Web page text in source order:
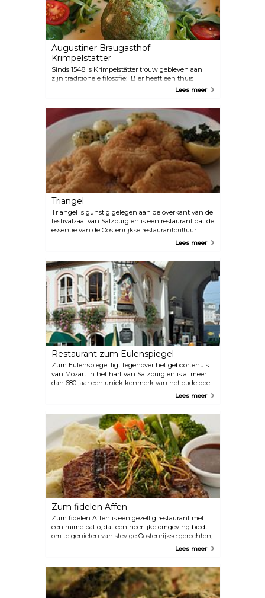
Augustiner Braugasthof
Krimpelstätter
Sinds 1548 is Krimpelstätter trouw gebleven aan
zijn traditionele filosofie: 'Bier heeft een thuis
nodig'. Typische, nuchtere Salzburger gerechten,
hartelijke gastvrijheid en een huiselijke sfeer zijn
waarschijnlijk de gezelligste brouwerij-taverne en -
restaurant van Salzburg is.
Lees meer
Triangel
Triangel is gunstig gelegen aan de overkant van de
festivalzaal van Salzburg en is een restaurant dat de
essentie van de Oostenrijkse restaurantcultuur
belichaamt. De eigenaren van Triangel geloven
prioriteit aan biologisch geteelde producten. Hun
toewijding aan uitmuntendheid komt tot uiting in
elk gerecht dat ze serveren.
Lees meer
Restaurant zum Eulenspiegel
Zum Eulenspiegel ligt tegenover het geboortehuis
van Mozart in het hart van Salzburg en is al meer
dan 680 jaar een uniek kenmerk van het oude deel
van Salzburg. Het serveert traditionele Oostenrijkse
pan gebakken met gesmolten boter, net zoals oma
dat vroeger deed.
Lees meer
Zum fidelen Affen
Zum fidelen Affen is een gezellig restaurant met
een ruime patio, dat een heerlijke omgeving biedt
om te genieten van stevige Oostenrijkse gerechten,
vergezeld van verfrissende tarwebieren en heerlijke
Oostenrijkse boeren en producenten inkoopt,
waardoor de uiterste versheid en kwaliteit wordt
gegarandeerd.
Lees meer